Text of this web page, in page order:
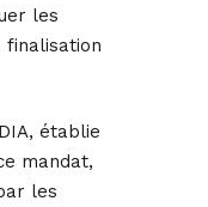
les
établie
mandat,
les